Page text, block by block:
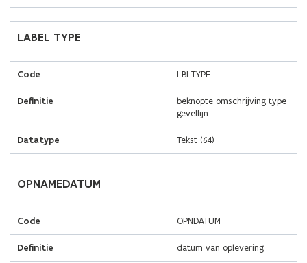
LABEL TYPE
Code LBLTYPE
Definitie
beknopte omschrijving type
gevellijn
Datatype Tekst (64)
OPNAMEDATUM
Code OPNDATUM
Definitie datum van oplevering